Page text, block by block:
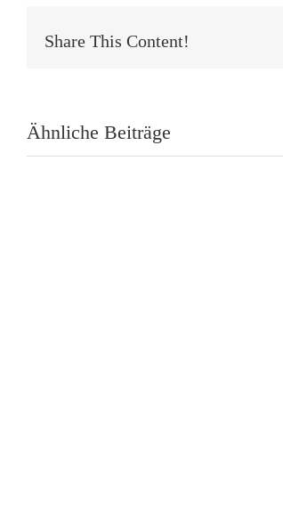
Share This Content!
Ähnliche Beiträge